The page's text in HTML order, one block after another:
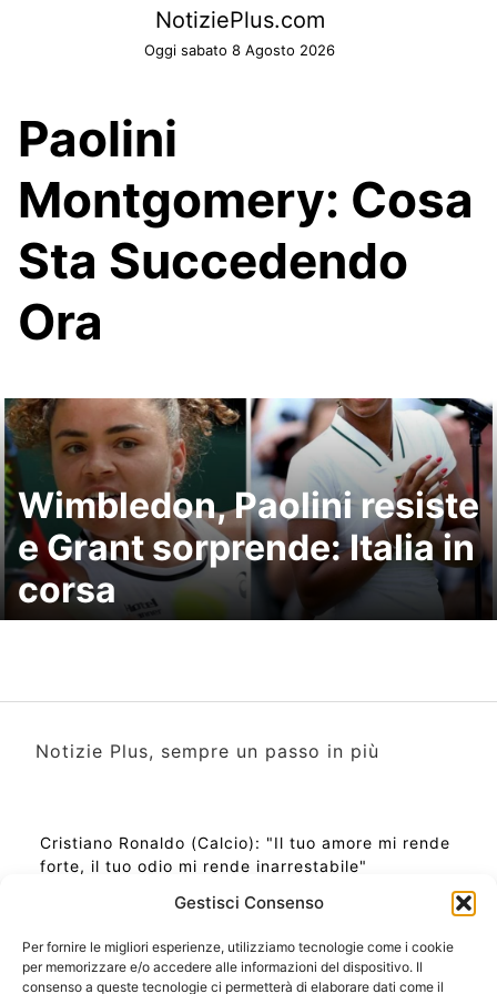
Gestisci Consenso
Per fornire le migliori esperienze, utilizziamo tecnologie come i cookie
per memorizzare e/o accedere alle informazioni del dispositivo. Il
consenso a queste tecnologie ci permetterà di elaborare dati come il
NotiziePlus.com
Oggi sabato 8 Agosto 2026
Paolini
Montgomery: Cosa
Sta Succedendo
Ora
Wimbledon, Paolini resiste
e Grant sorprende: Italia in
corsa
Notizie Plus, sempre un passo in più
Cristiano Ronaldo (Calcio): "Il tuo amore mi rende
forte, il tuo odio mi rende inarrestabile"
Ora Esatta in Italia in questo momento